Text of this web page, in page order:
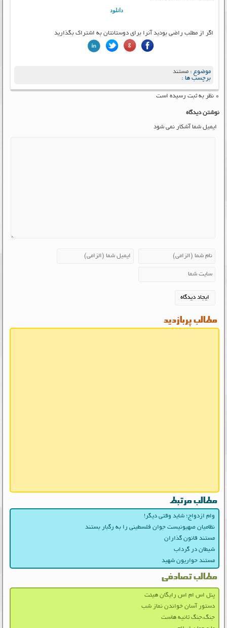
دانلود
اگر از مطلب راضی بودید آنرا برای دوستانتان به اشتراک بگذارید
موضوع :مستند
برچسب ها :
۰ نظر به ثبت رسیده است
نوشتن دیدگاه
ایمیل شما آشکار نمی شود
مطالب پربازدید
مطالب مرتبط
وام ازدواج؛ شاید وقتی دیگر!
نظامیان صهیونیست جوان فلسطینی را به رگبار بستند
مستند قانون گذاران
شیطان در گرداب
مستند حواریون شهید
مطالب تصادفی
پنل اس ام اس رایگان هیئت
دستور آسان خواندن نماز شب
جنگ،جنگ ثانیه هاست